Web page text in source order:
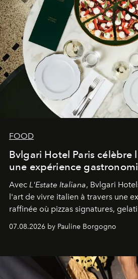
FOOD
Bvlgari Hotel Paris célèbre
une expérience
Avec L'Estate Italiana, Bvlgari
l'art de vivre italien à travers une
raffinée où pizzas signatures,
d'exception composent un
07.08.2026 by Pauline Borgogno